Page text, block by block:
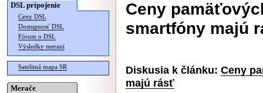
DSL pripojenie
Ceny DSL
Dostupnosť DSL
Fórum o DSL
Výsledky meraní
Satelitná mapa SR
Merače
Ceny
smartfóny majú
Diskusia k článku: Ceny
majú rásť